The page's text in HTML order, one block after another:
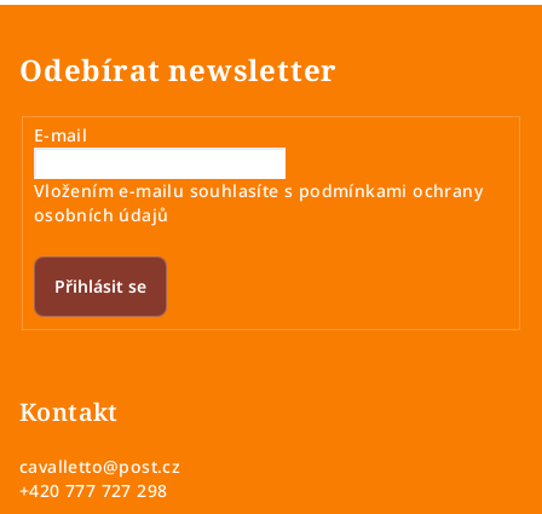
Odebírat newsletter
E-mail
Vložením e-mailu souhlasíte s podmínkami ochrany
osobních údajů
Přihlásit se
Kontakt
cavalletto@post.cz
+420 777 727 298